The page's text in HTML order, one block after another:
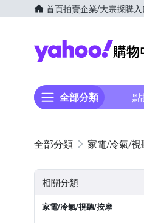
首頁拍賣企業/大宗採購入
全部分類
家電/冷氣/視
相關分類
家電/冷氣/視聽/按摩